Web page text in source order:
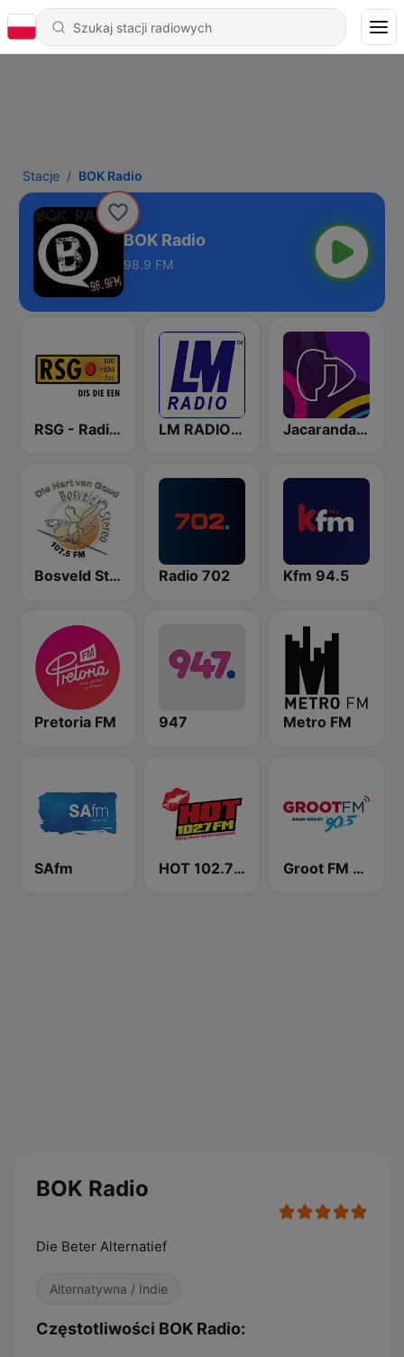
Stacje BOK Radio
BOK Radio
98.9 FM
RSG - Radio Sonder Grense LM RADIO - Happy Listening !! Jacaranda FM
Bosveld Stereo Radio 702 Kfm 94.5
Pretoria FM 947 Metro FM
SAfm HOT 102.7 FM Groot FM 90.5
BOK Radio
Die Beter Alternatief
Alternatywna / Indie
Częstotliwości BOK Radio: